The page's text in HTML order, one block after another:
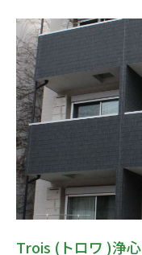
Trois (トロワ )浄心